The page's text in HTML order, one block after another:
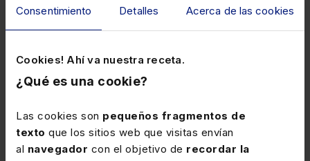
Consentimiento Detalles Acerca de las cookies
Cookies! Ahí va nuestra receta.
¿Qué es una cookie?
Las cookies son pequeños fragmentos de
texto que los sitios web que visitas envían
al navegador con el objetivo de recordar la
Modalidades de
formación
En Lefebvre Formación disponemos de varias